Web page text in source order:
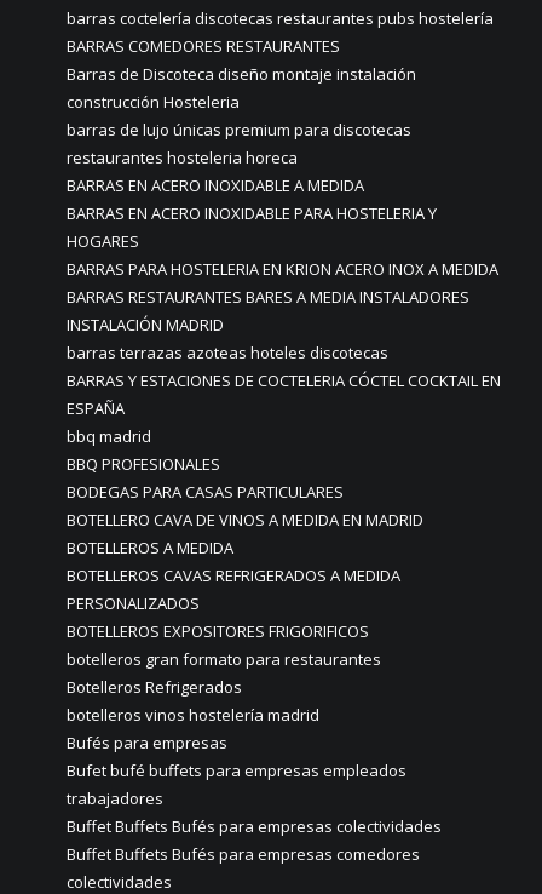
barras coctelería discotecas restaurantes pubs hostelería
BARRAS COMEDORES RESTAURANTES
Barras de Discoteca diseño montaje instalación
construcción Hosteleria
barras de lujo únicas premium para discotecas
restaurantes hosteleria horeca
BARRAS EN ACERO INOXIDABLE A MEDIDA
BARRAS EN ACERO INOXIDABLE PARA HOSTELERIA Y
HOGARES
BARRAS PARA HOSTELERIA EN KRION ACERO INOX A MEDIDA
BARRAS RESTAURANTES BARES A MEDIA INSTALADORES
INSTALACIÓN MADRID
barras terrazas azoteas hoteles discotecas
BARRAS Y ESTACIONES DE COCTELERIA CÓCTEL COCKTAIL EN
ESPAÑA
bbq madrid
BBQ PROFESIONALES
BODEGAS PARA CASAS PARTICULARES
BOTELLERO CAVA DE VINOS A MEDIDA EN MADRID
BOTELLEROS A MEDIDA
BOTELLEROS CAVAS REFRIGERADOS A MEDIDA
PERSONALIZADOS
BOTELLEROS EXPOSITORES FRIGORIFICOS
botelleros gran formato para restaurantes
Botelleros Refrigerados
botelleros vinos hostelería madrid
Bufés para empresas
Bufet bufé buffets para empresas empleados
trabajadores
Buffet Buffets Bufés para empresas colectividades
Buffet Buffets Bufés para empresas comedores
colectividades